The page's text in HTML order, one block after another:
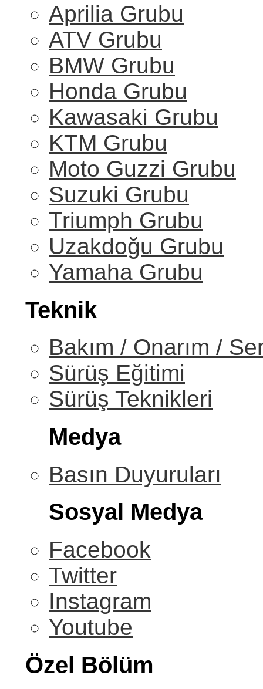
Aprilia Grubu
ATV Grubu
BMW Grubu
Honda Grubu
Kawasaki Grubu
KTM Grubu
Moto Guzzi Grubu
Suzuki Grubu
Triumph Grubu
Uzakdoğu Grubu
Yamaha Grubu
Teknik
Bakım / Onarım /
Sürüş Eğitimi
Sürüş Teknikleri
Medya
Basın Duyuruları
Sosyal Medya
Facebook
Twitter
Instagram
Youtube
Özel Bölüm